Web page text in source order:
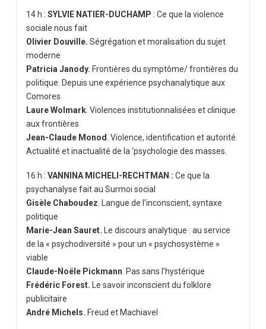
14 h : SYLVIE NATIER-DUCHAMP : Ce que la violence
sociale nous fait
Olivier Douville. Ségrégation et moralisation du sujet
moderne
Patricia Janody. Frontières du symptôme/frontières du
politique. Depuis une expérience psychanalytique aux
Comores
Laure Wolmark. Violences institutionnalisées et clinique
aux frontières
Jean-Claude Monod Violence, identification et autorité.
Actualité et inactualité de la ‘psychologie des masses.
16 h : VANNINA MICHELI-RECHTMAN : Ce que la
psychanalyse fait au Surmoi social
Gisèle Chaboudez
Langue de l’inconscient, syntaxe
politique
Marie-Jean Sauret.
Le discours analytique : au service
de la « psychodiversité » pour un « psychosystème »
viable
Claude-Noële Pickmann Pas sans l’hystérique
Frédéric Forest.
Le savoir inconscient du folklore
publicitaire
André Michels. Freud et Machiavel